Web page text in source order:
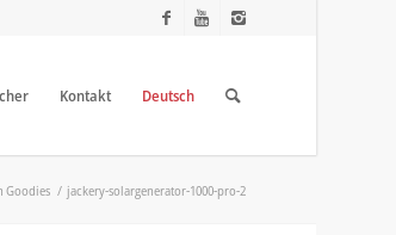
Kontakt Deutsch
Goodies / jackery-solargenerator-1000-pro-2